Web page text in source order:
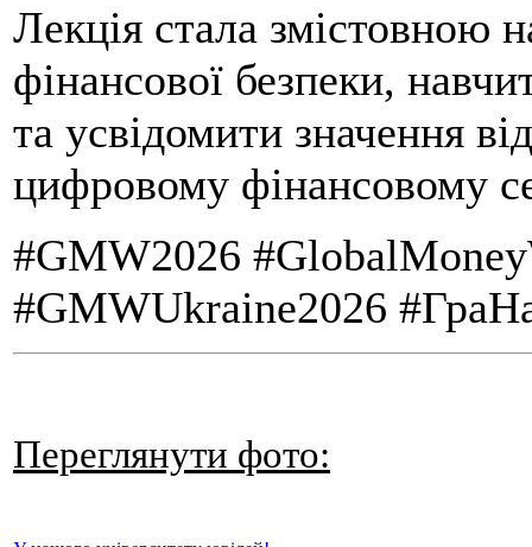
Лекція стала змістовною
фінансової безпеки,
та усвідомити значення
цифровому фінансовому
#GMW2026
#GMWUkraine2026
Переглянути фото: